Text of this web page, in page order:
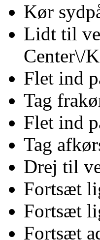
Kør
Lidt til
Center\/
Flet ind
Tag
Flet ind
Tag
Drej til
Fortsæt
Fortsæt
Fortsæt